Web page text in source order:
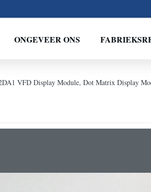
ONGEVEER ONS
VFD Display Module, Dot Matrix Display